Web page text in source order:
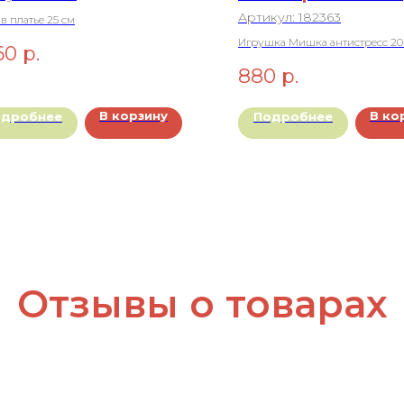
платье 25 см
р.
В корзину
Артикул: 182363
Игрушка Мишка антистресс
880 р.
Подробнее В
Отзывы о товарах